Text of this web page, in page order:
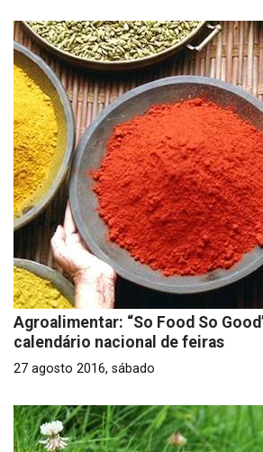
Agroalimentar: “So Food So
calendário nacional de feiras
27 agosto 2016, sábado